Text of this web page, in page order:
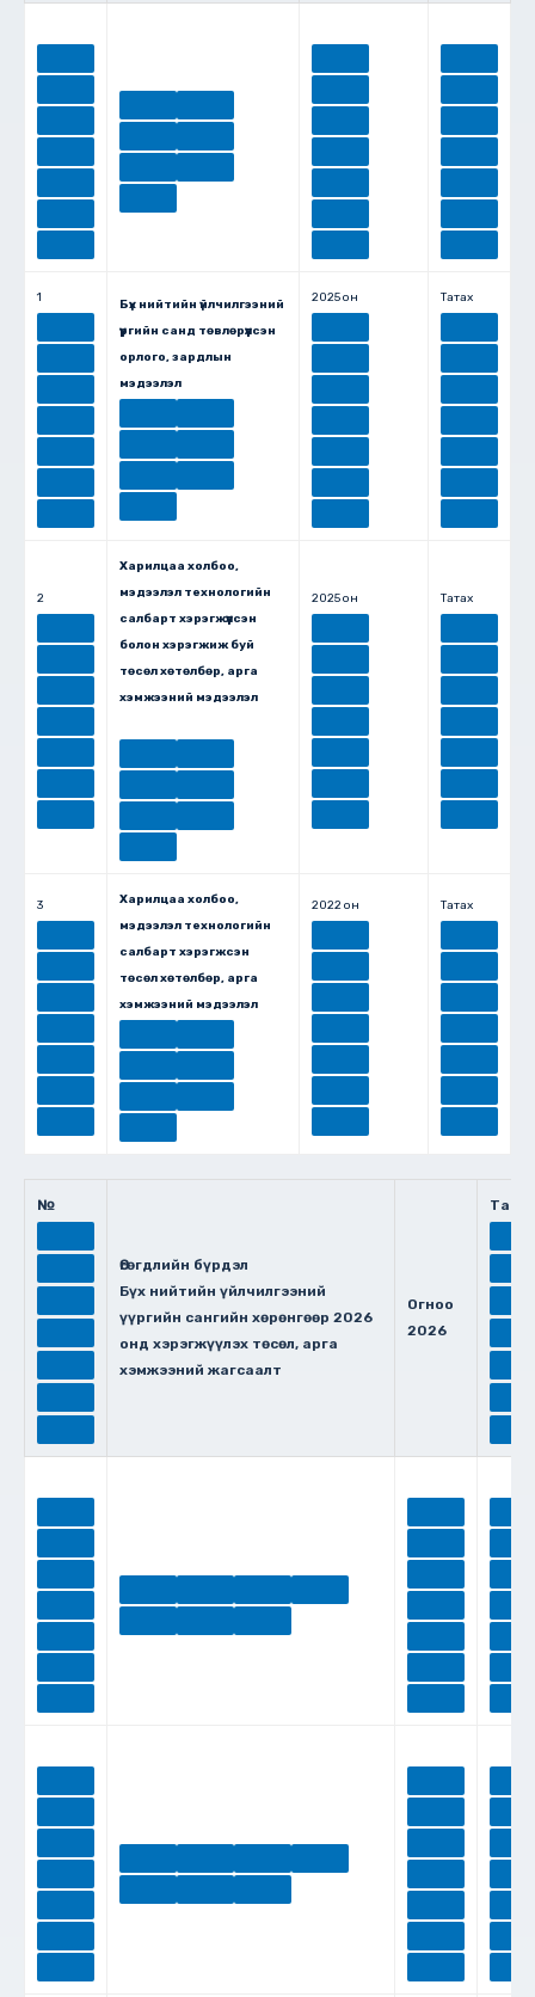
1
Бүх нийтийн үйлчилгээний
үүргийн санд төвлөрүүлсэн
орлого, зардлын
мэдээлэл
2025 он Татах
2
Харилцаа холбоо,
мэдээлэл технологийн
салбарт хэрэгжүүлсэн
болон хэрэгжиж буй
төсөл хөтөлбөр, арга
хэмжээний мэдээлэл
2025 он Татах
3
Харилцаа холбоо,
мэдээлэл технологийн
салбарт хэрэгжсэн
төсөл хөтөлбөр, арга
хэмжээний мэдээлэл
2022 он Татах
№
Өгөгдлийн бүрдэл
Бүх нийтийн үйлчилгээний
үүргийн сангийн хөрөнгөөр 2026
онд хэрэгжүүлэх төсөл, арга
хэмжээний жагсаалт
Огноо
2026